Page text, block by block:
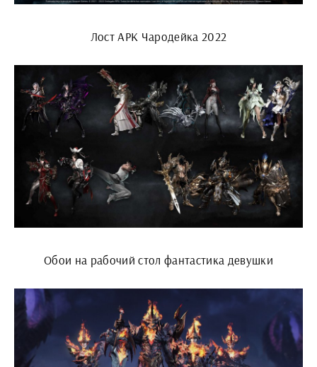
Лост АРК Чародейка 2022
Обои на рабочий стол фантастика девушки